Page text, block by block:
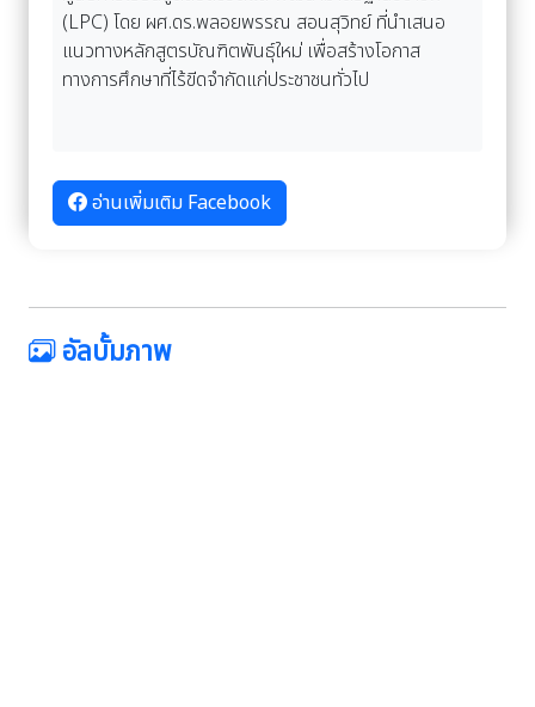
(LPC) โดย ผศ.ดร.พลอยพรรณ สอนสุวิทย์ ที่นำเสนอ
แนวทางหลักสูตรบัณฑิตพันธุ์ใหม่ เพื่อสร้างโอกาส
ทางการศึกษาที่ไร้ขีดจำกัดแก่ประชาชนทั่วไป
อ่านเพิ่มเติม Facebook
อัลบั้มภาพ